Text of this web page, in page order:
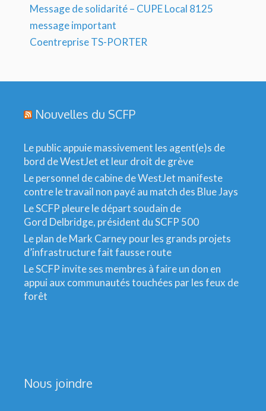
Message de solidarité – CUPE Local 8125
message important
Coentreprise TS-PORTER
Nouvelles du SCFP
Le public appuie massivement les agent(e)s de
bord de WestJet et leur droit de grève
Le personnel de cabine de WestJet manifeste
contre le travail non payé au match des Blue Jays
Le SCFP pleure le départ soudain de
Gord Delbridge, président du SCFP 500
Le plan de Mark Carney pour les grands projets
d’infrastructure fait fausse route
Le SCFP invite ses membres à faire un don en
appui aux communautés touchées par les feux de
forêt
Nous joindre